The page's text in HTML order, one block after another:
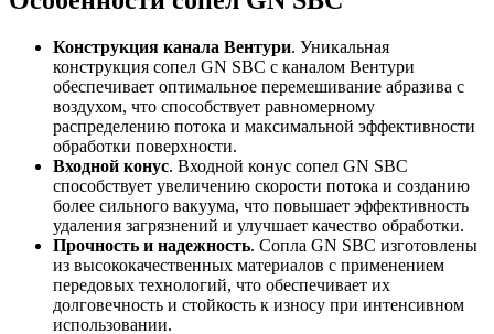
Конструкция канала Вентури. Уникальная
конструкция сопел GN SBC с каналом Вентури
обеспечивает оптимальное перемешивание абразива с
воздухом, что способствует равномерному
распределению потока и максимальной эффективности
обработки поверхности.
Входной конус. Входной конус сопел GN SBC
способствует увеличению скорости потока и созданию
более сильного вакуума, что повышает эффективность
удаления загрязнений и улучшает качество обработки.
Прочность и надежность. Сопла GN SBC изготовлены
из высококачественных материалов с применением
передовых технологий, что обеспечивает их
долговечность и стойкость к износу при интенсивном
использовании.